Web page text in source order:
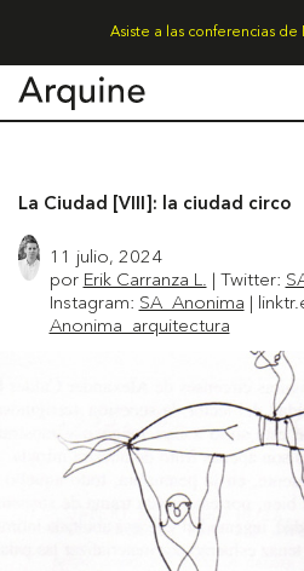
Asiste a las conferencias de
La Ciudad [VIII]: la ciudad circo
11 julio, 2024
por Erik Carranza L. | Twitter:
Instagram: SA_Anonima |
Anonima_arquitectura